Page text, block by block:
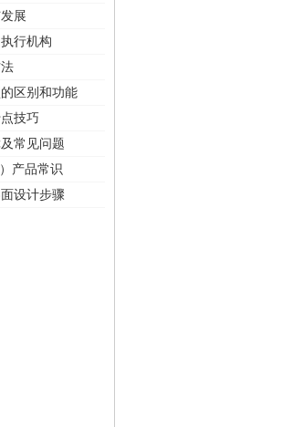
展
行机构
区别和功能
技巧
常见问题
产品常识
设计步骤